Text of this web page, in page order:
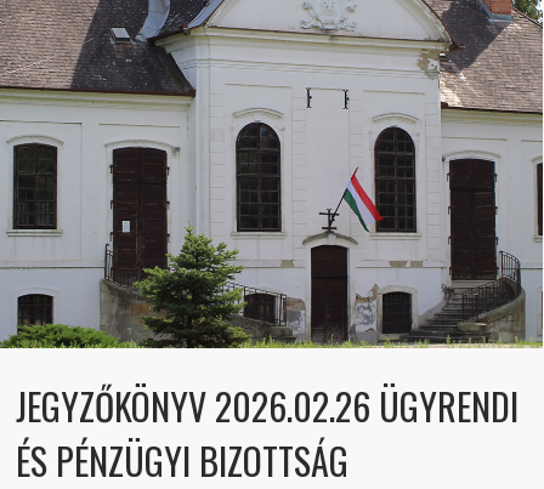
JEGYZŐKÖNYV 2026.02.26 ÜGYRENDI
ÉS PÉNZÜGYI BIZOTTSÁG